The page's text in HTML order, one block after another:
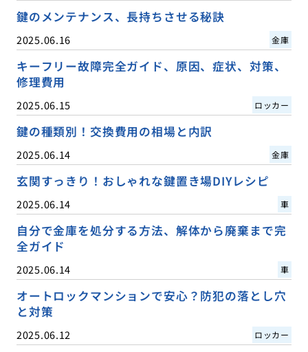
鍵のメンテナンス、長持ちさせる秘訣
2025.06.16 金庫
キーフリー故障完全ガイド、原因、症状、対策、
修理費用
2025.06.15 ロッカー
鍵の種類別！交換費用の相場と内訳
2025.06.14 金庫
玄関すっきり！おしゃれな鍵置き場DIYレシピ
2025.06.14 車
自分で金庫を処分する方法、解体から廃棄まで完
全ガイド
2025.06.14 車
オートロックマンションで安心？防犯の落とし穴
と対策
2025.06.12 ロッカー